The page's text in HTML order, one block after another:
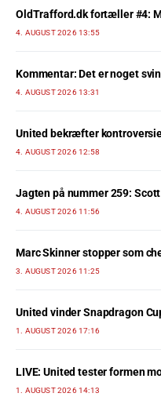
OldTrafford.dk fortæller #4:
4. AUGUST 2026 13:55
Kommentar: Det er noget
4. AUGUST 2026 13:31
United bekræfter
4. AUGUST 2026 12:58
Jagten på nummer 259:
4. AUGUST 2026 11:56
Marc Skinner stopper som
3. AUGUST 2026 11:25
United vinder Snapdragon
1. AUGUST 2026 17:16
LIVE: United tester formen
1. AUGUST 2026 14:13